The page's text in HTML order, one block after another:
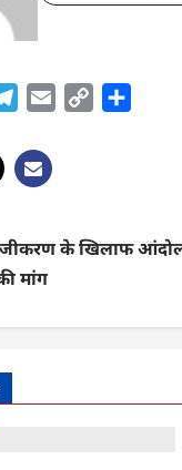
Telegram
Email
Copy
के खिलाफ
मांग